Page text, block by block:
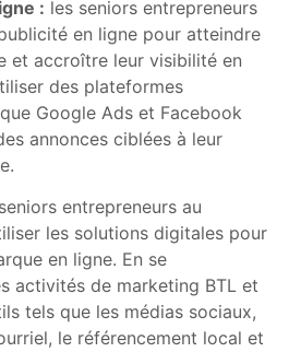
: les seniors entrepreneurs
en ligne pour atteindre
et accroître leur visibilité en
des plateformes
Google Ads et Facebook
annonces ciblées à leur
entrepreneurs au
les solutions digitales pour
en ligne. En se
activités de marketing BTL et
tels que les médias sociaux,
le référencement local et